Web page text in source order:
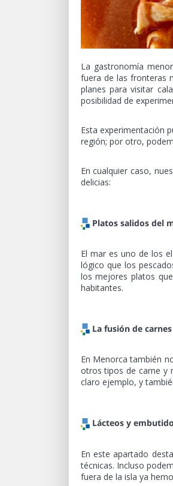
La gastronomía
fuera de las fronteras
planes para visitar
posibilidad de
Esta experimentación
región; por otro,
En cualquier caso,
delicias:
Platos salidos del
El mar es uno de los
lógico que los
los mejores platos
habitantes.
La fusión de
En Menorca también
otros tipos de carne y
claro ejemplo, y
Lácteos y
En este apartado
técnicas. Incluso
fuera de la isla ya